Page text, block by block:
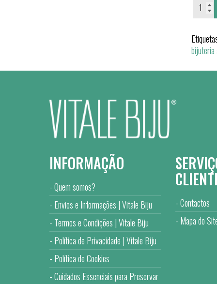
bijuteria
INFORMAÇÃO
Quem somos?
Envios e Informações | Vitale Biju
Termos e Condições | Vitale Biju
Política de Privacidade | Vitale Biju
Política de Cookies
Cuidados Essenciais para Preservar
Contactos
Mapa do